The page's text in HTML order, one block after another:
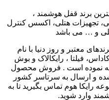
برند قفل هوشمند ،
تجهیزات هتلی، اکسس کنترل
و … می باشد
معتبر و روز دنیا با نام
فیلتا ، رایکالاک و بوش
نموده است . فروش محصول
و ارسال به سرتاسر کشور
رایکا هوم تماس بگیرید تا به
وارد شوید.